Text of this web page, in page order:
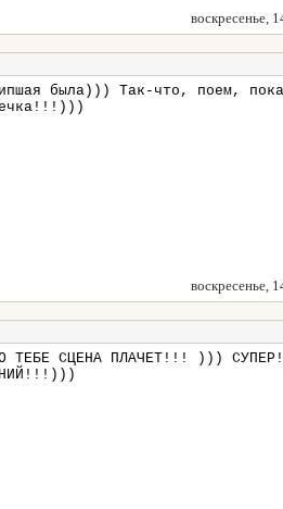
воскресенье,
была))) Так-что, поем,
воскресенье,
ТЕБЕ СЦЕНА ПЛАЧЕТ!!! )))